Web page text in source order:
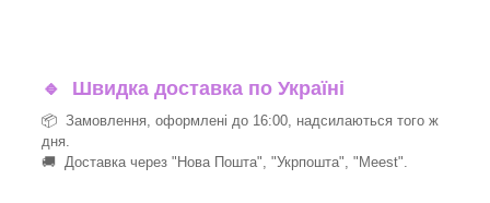
🔹 Швидка доставка по Україні
📦 Замовлення, оформлені до 16:00, надсилаються того ж
дня.
🚚 Доставка через "Нова Пошта", "Укрпошта", "Meest".